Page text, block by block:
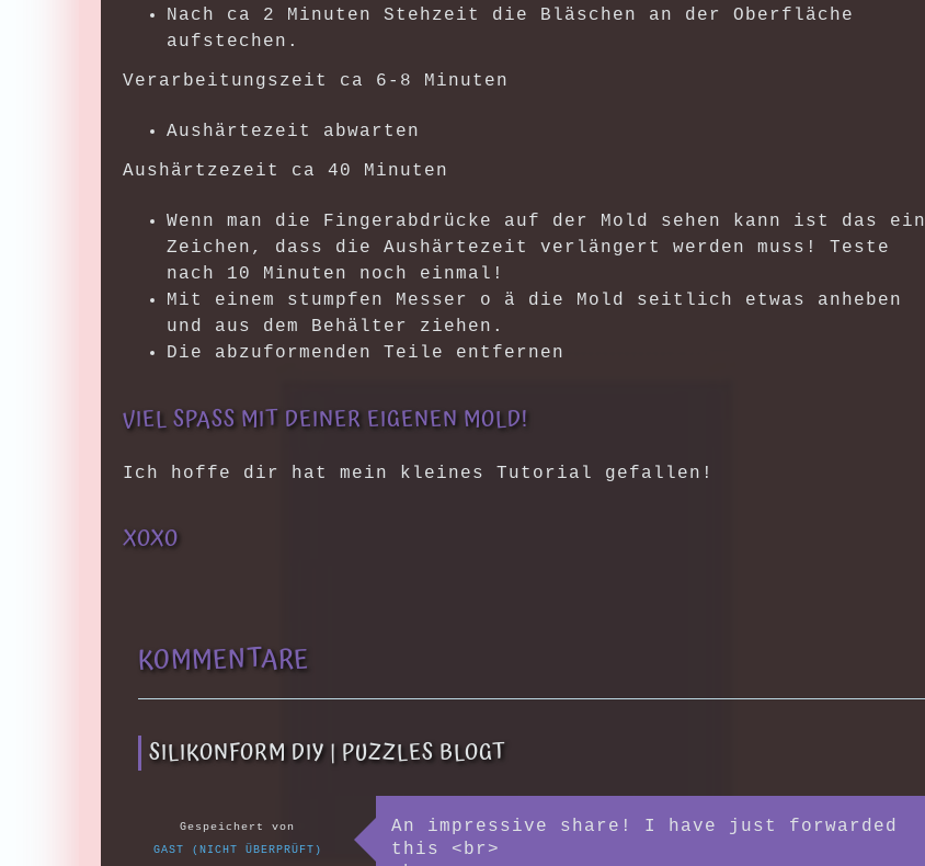
Nach ca 2 Minuten Stehzeit die Bläschen an der Oberfläche
aufstechen.
Verarbeitungszeit ca 6-8 Minuten
Aushärtezeit abwarten
Aushärtzezeit ca 40 Minuten
Wenn man die Fingerabdrücke auf der Mold sehen kann ist das ein
Zeichen, dass die Aushärtezeit verlängert werden muss! Teste
nach 10 Minuten noch einmal!
Mit einem stumpfen Messer o ä die Mold seitlich etwas anheben
und aus dem Behälter ziehen.
Die abzuformenden Teile entfernen
VIEL SPASS MIT DEINER EIGENEN MOLD!
Ich hoffe dir hat mein kleines Tutorial gefallen!
XOXO
KOMMENTARE
SILIKONFORM DIY | PUZZLES BLOGT
Gespeichert von
GAST (NICHT ÜBERPRÜFT)
An impressive share! I have just forwarded
this <br>